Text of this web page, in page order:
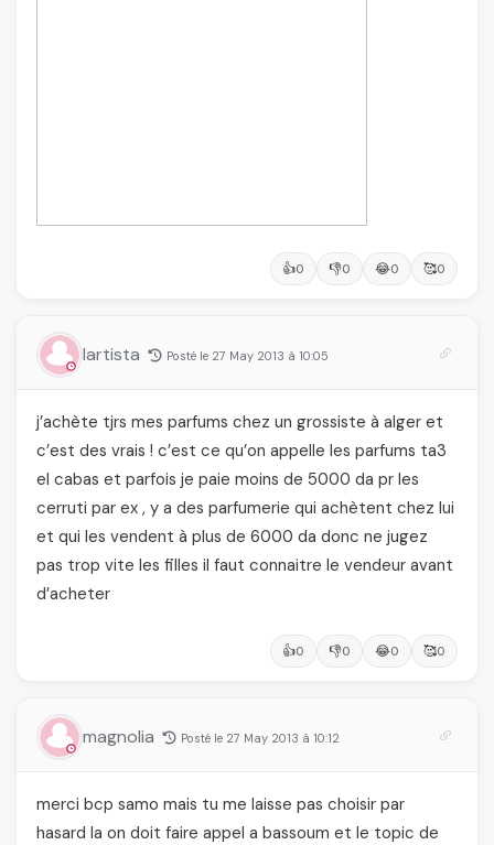
👍0 👎0 😂0 🥰0
lartista Posté le 27 May 2013 à 10:05
j’achète tjrs mes parfums chez un grossiste à alger et
c’est des vrais ! c’est ce qu’on appelle les parfums ta3
el cabas et parfois je paie moins de 5000 da pr les
cerruti par ex , y a des parfumerie qui achètent chez lui
et qui les vendent à plus de 6000 da donc ne jugez
pas trop vite les filles il faut connaitre le vendeur avant
d’acheter
👍0 👎0 😂0 🥰0
magnolia Posté le 27 May 2013 à 10:12
merci bcp samo mais tu me laisse pas choisir par
hasard la on doit faire appel a bassoum et le topic de